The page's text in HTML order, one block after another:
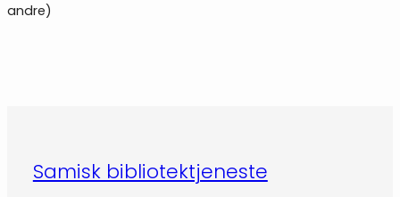
andre)
Samisk bibliotektjeneste